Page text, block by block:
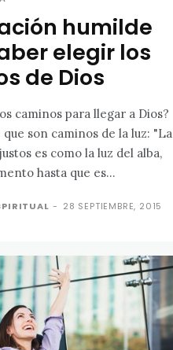
humilde
elegir los
de Dios
caminos para llegar a Dios?
son caminos de la luz: "La
es como la luz del alba,
hasta que es...
- 28 SEPTIEMBRE, 2015